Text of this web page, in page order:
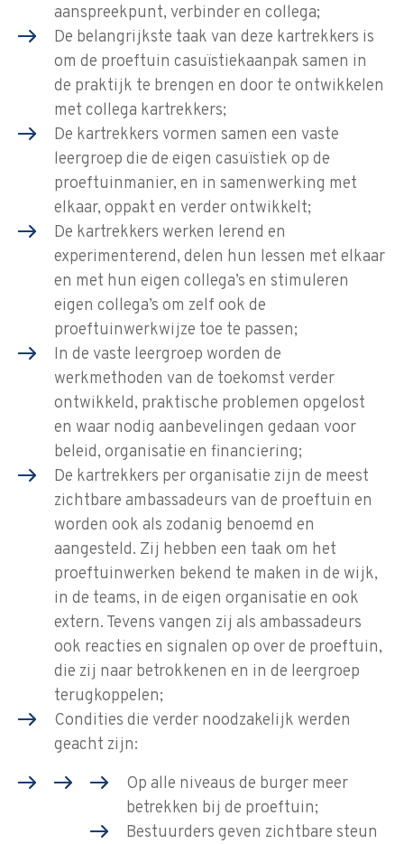
aanspreekpunt, verbinder en collega;
De belangrijkste taak van deze kartrekkers is
om de proeftuin casuïstiekaanpak samen in
de praktijk te brengen en door te ontwikkelen
met collega kartrekkers;
De kartrekkers vormen samen een vaste
leergroep die de eigen casuïstiek op de
proeftuinmanier, en in samenwerking met
elkaar, oppakt en verder ontwikkelt;
De kartrekkers werken lerend en
experimenterend, delen hun lessen met elkaar
en met hun eigen collega’s en stimuleren
eigen collega’s om zelf ook de
proeftuinwerkwijze toe te passen;
In de vaste leergroep worden de
werkmethoden van de toekomst verder
ontwikkeld, praktische problemen opgelost
en waar nodig aanbevelingen gedaan voor
beleid, organisatie en financiering;
De kartrekkers per organisatie zijn de meest
zichtbare ambassadeurs van de proeftuin en
worden ook als zodanig benoemd en
aangesteld. Zij hebben een taak om het
proeftuinwerken bekend te maken in de wijk,
in de teams, in de eigen organisatie en ook
extern. Tevens vangen zij als ambassadeurs
ook reacties en signalen op over de proeftuin,
die zij naar betrokkenen en in de leergroep
terugkoppelen;
Condities die verder noodzakelijk werden
geacht zijn:
Op alle niveaus de burger meer
betrekken bij de proeftuin;
Bestuurders geven zichtbare steun